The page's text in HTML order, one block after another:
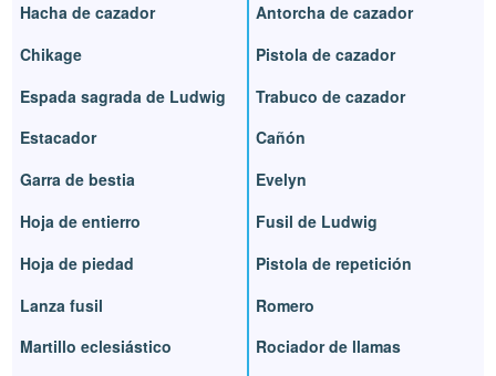
Hacha de cazador
Chikage
Espada sagrada de Ludwig
Estacador
Garra de bestia
Hoja de entierro
Hoja de piedad
Lanza fusil
Martillo eclesiástico
Antorcha de cazador
Pistola de cazador
Trabuco de cazador
Cañón
Evelyn
Fusil de Ludwig
Pistola de repetición
Romero
Rociador de llamas